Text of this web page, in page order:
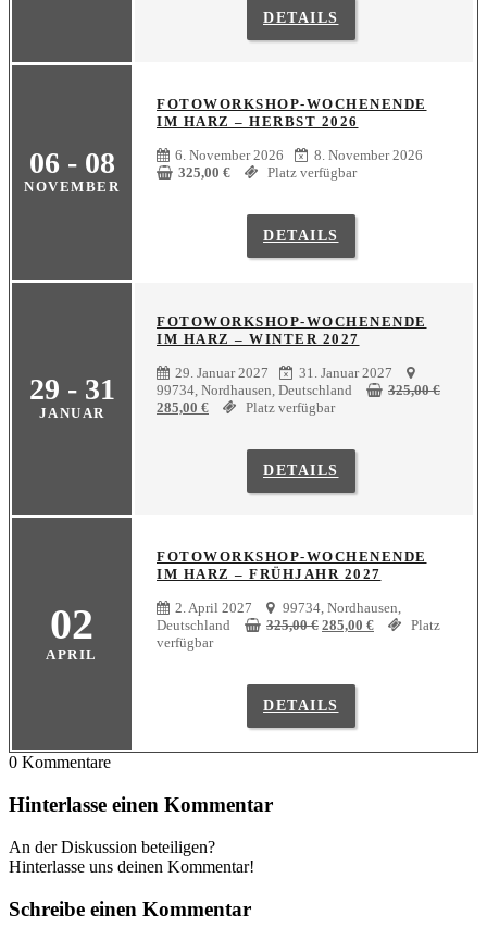
DETAILS
06 - 08
NOVEMBER
FOTOWORKSHOP-WOCHENENDE
IM HARZ – HERBST 2026
6. November 2026
8. November 2026
325,00 € Platz verfügbar
DETAILS
29 - 31
JANUAR
FOTOWORKSHOP-WOCHENENDE
IM HARZ – WINTER 2027
29. Januar 2027
31. Januar 2027
99734, Nordhausen, Deutschland
325,00€
Ursprünglicher
285,00 €AktuellerPlatz verfügbar
DETAILS
02
APRIL
FOTOWORKSHOP-WOCHENENDE
IM HARZ – FRÜHJAHR 2027
2. April 2027
99734, Nordhausen,
Deutschland
325,00€ Ursprünglicher
285,00 €Aktueller
Platz
verfügbar
DETAILS
0 Kommentare
Hinterlasse einen Kommentar
An der Diskussion beteiligen?
Hinterlasse uns deinen Kommentar!
Schreibe einen Kommentar